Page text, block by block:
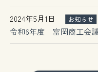
2024年5月1日 お知らせ
令和6年度 富岡商工会